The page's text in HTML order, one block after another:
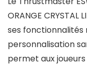
ORANGE CRYSTAL
ses fonctionnalités
personnalisation
permet aux